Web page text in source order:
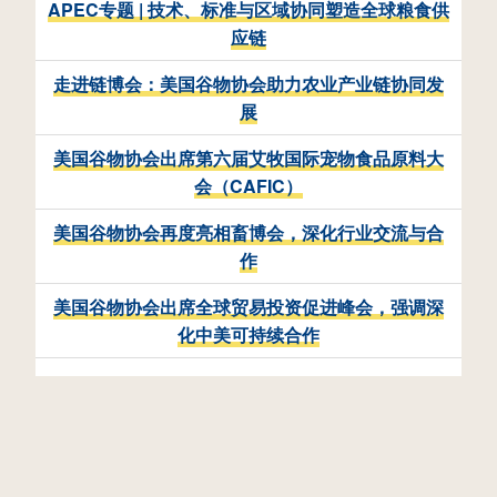
APEC专题 | 技术、标准与区域协同塑造全球粮食供
应链
走进链博会：美国谷物协会助力农业产业链协同发
展
美国谷物协会出席第六届艾牧国际宠物食品原料大
会（CAFIC）
美国谷物协会再度亮相畜博会，深化行业交流与合
作
美国谷物协会出席全球贸易投资促进峰会，强调深
化中美可持续合作